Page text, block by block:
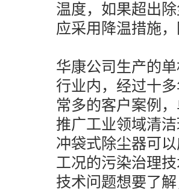
温度，如果超出
应采用降温措施
华康公司生产的
行业内，经过十
常多的客户案例
推广工业领域清
冲袋式除尘器可
工况的污染治理
技术问题想要了